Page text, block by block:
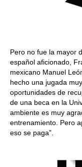
Pero no fue la mayor
español aficionado,
mexicano Manuel
hecho una jugada
oportunidades de
de una beca en la
ambiente es muy
entrenamiento. Pero
eso se paga”.